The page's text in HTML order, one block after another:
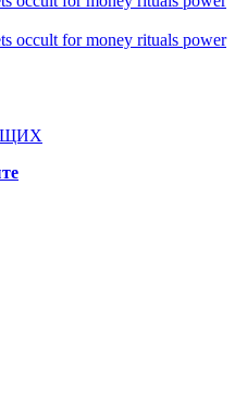
occult for money rituals power